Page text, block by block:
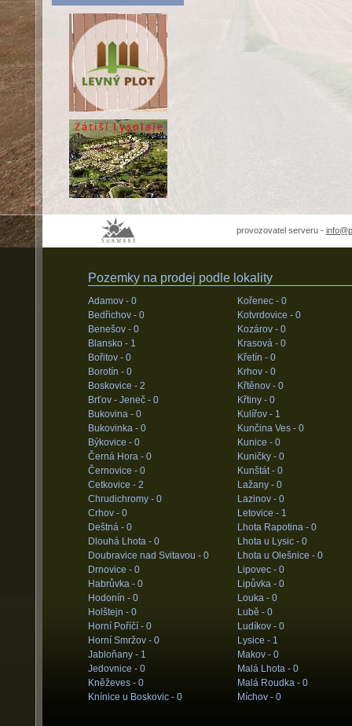
provozovatel serveru -
Pozemky na prodej podle lokality
Adamov - 0
Bedřichov - 0
Benešov - 0
Blansko - 1
Bořitov - 0
Borotín - 0
Boskovice - 2
Brťov - Jeneč - 0
Bukovina - 0
Bukovinka - 0
Býkovice - 0
Černá Hora - 0
Černovice - 0
Cetkovice - 2
Chrudichromy - 0
Crhov - 0
Deštná - 0
Dlouhá Lhota - 0
Doubravice nad Svitavou - 0
Drnovice - 0
Habrůvka - 0
Hodonín - 0
Holštejn - 0
Horní Poříčí - 0
Horní Smržov - 0
Jabloňany - 1
Jedovnice - 0
Kněževes - 0
Knínice u Boskovic - 0
Kořenec - 0
Kotvrdovice - 0
Kozárov - 0
Krasová - 0
Křetín - 0
Krhov - 0
Křtěnov - 0
Křtiny - 0
Kulířov - 1
Kunčina Ves - 0
Kunice - 0
Kuničky - 0
Kunštát - 0
Lažany - 0
Lazinov - 0
Letovice - 1
Lhota Rapotina - 0
Lhota u Lysic - 0
Lhota u Olešnice - 0
Lipovec - 0
Lipůvka - 0
Louka - 0
Lubě - 0
Ludíkov - 0
Lysice - 1
Makov - 0
Malá Lhota - 0
Malá Roudka - 0
Míchov - 0